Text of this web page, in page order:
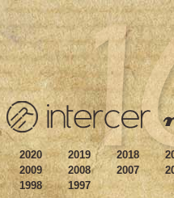
2020 2019 2018
2009
2008 2007
1998
1997